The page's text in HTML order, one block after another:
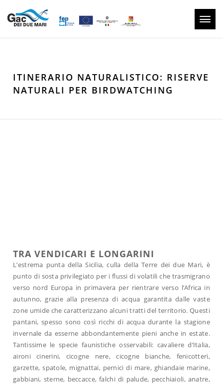
ITINERARIO NATURALISTICO: RISERVE
NATURALI PER BIRDWATCHING
TRA VENDICARI E LONGARINI
L’estrema punta della Sicilia, culla della Terre dei due Mari, è
punto di sosta privilegiato per i flussi di volatili che trasmigrano
verso nord Europa in primavera per rientrare verso l’Africa in
autunno, grazie alla presenza di acqua garantita dalle vaste
zone umide che caratterizzano alcuni tratti del territorio. Questi
pantani, spesso sono così ricchi di acqua durante la stagione
invernale da esserne abbondantemente pieni anche in estate.
Tantissime le specie faunistiche osservabili: cavaliere d’Italia,
aironi cinerini, cicogne nere, cicogne bianche, fenicotteri,
garzette, spatole, mignattai, pernici di mare, ghiandaie marine,
gabbiani, sterne, beccacce, falchi di palude, pecchiaioli, anatre,